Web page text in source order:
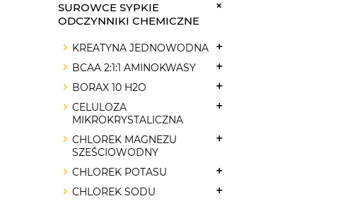
SUROWCE SYPKIE
ODCZYNNIKI CHEMICZNE
KREATYNA JEDNOWODNA
BCAA 2:1:1 AMINOKWASY
BORAX 10 H2O
CELULOZA
MIKROKRYSTALICZNA
CHLOREK MAGNEZU
SZEŚCIOWODNY
CHLOREK POTASU
CHLOREK SODU